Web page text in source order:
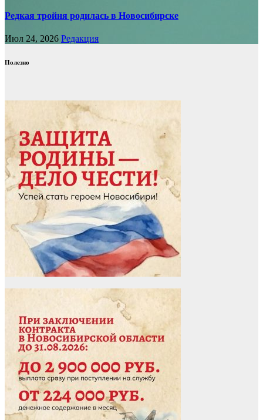
Редкая тройня родилась в Новосибирске
Июл 24, 2026 Редакция
Полезно